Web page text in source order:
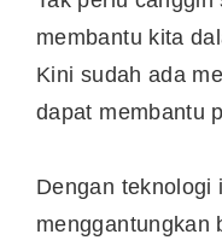
membantu kita
Kini sudah ada
dapat membantu
Dengan teknologi
menggantungkan